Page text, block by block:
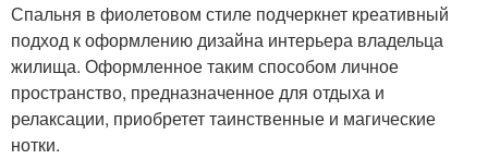
Спальня в фиолетовом стиле подчеркнет креативный
подход к оформлению дизайна интерьера владельца
жилища. Оформленное таким способом личное
пространство, предназначенное для отдыха и
релаксации, приобретет таинственные и магические
нотки.